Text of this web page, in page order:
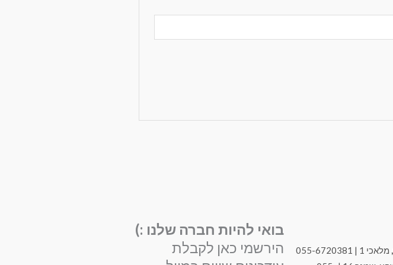
מלאכי 1 | 055-6720381
בואי להיות חברה שלנו :)
הירשמי כאן לקבלת